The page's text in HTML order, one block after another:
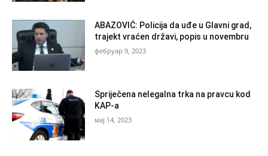
ABAZOVIĆ: Policija da uđe u Glavni grad,
trajekt vraćen državi, popis u novembru
фебруар 9, 2023
Spriječena nelegalna trka na pravcu kod
KAP-a
мај 14, 2023